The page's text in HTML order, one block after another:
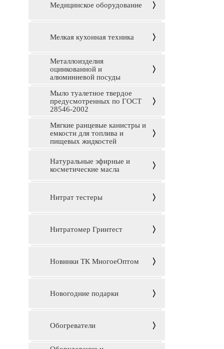
Медицинское оборудование
Мелкая кухонная техника
Металлоизделия
оцинкованной и
алюминиевой посуды
Мыло туалетное твердое
предусмотренных по ГОСТ
28546-2002
Мягкие ранцевые канистры и
емкости для топлива и
пищевых жидкостей
Натуральные эфирные и
косметические масла
Нитрат тестеры
Нитратомер Гринтест
Новинки ТК МногоеОптом
Новогодние подарки
Обогреватели